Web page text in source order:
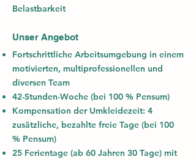
Belastbarkeit
Unser Angebot
Fortschrittliche Arbeitsumgebung in einem
motivierten, multiprofessionellen und
diversen Team
42-Stunden-Woche (bei 100 % Pensum)
Kompensation der Umkleidezeit: 4
zusätzliche, bezahlte freie Tage (bei 100
% Pensum)
25 Ferientage (ab 60 Jahren 30 Tage) mit